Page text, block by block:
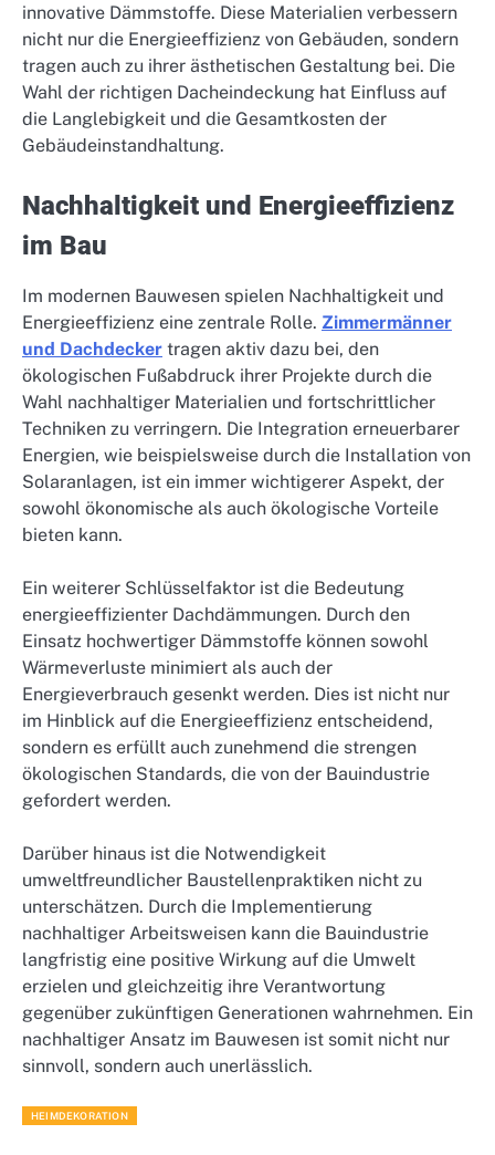
innovative Dämmstoffe. Diese Materialien verbessern
nicht nur die Energieeffizienz von Gebäuden, sondern
tragen auch zu ihrer ästhetischen Gestaltung bei. Die
Wahl der richtigen Dacheindeckung hat Einfluss auf
die Langlebigkeit und die Gesamtkosten der
Gebäudeinstandhaltung.
Nachhaltigkeit und Energieeffizienz
im Bau
Im modernen Bauwesen spielen Nachhaltigkeit und
Energieeffizienz eine zentrale Rolle. Zimmermänner
und Dachdecker tragen aktiv dazu bei, den
ökologischen Fußabdruck ihrer Projekte durch die
Wahl nachhaltiger Materialien und fortschrittlicher
Techniken zu verringern. Die Integration erneuerbarer
Energien, wie beispielsweise durch die Installation von
Solaranlagen, ist ein immer wichtigerer Aspekt, der
sowohl ökonomische als auch ökologische Vorteile
bieten kann.
Ein weiterer Schlüsselfaktor ist die Bedeutung
energieeffizienter Dachdämmungen. Durch den
Einsatz hochwertiger Dämmstoffe können sowohl
Wärmeverluste minimiert als auch der
Energieverbrauch gesenkt werden. Dies ist nicht nur
im Hinblick auf die Energieeffizienz entscheidend,
sondern es erfüllt auch zunehmend die strengen
ökologischen Standards, die von der Bauindustrie
gefordert werden.
Darüber hinaus ist die Notwendigkeit
umweltfreundlicher Baustellenpraktiken nicht zu
unterschätzen. Durch die Implementierung
nachhaltiger Arbeitsweisen kann die Bauindustrie
langfristig eine positive Wirkung auf die Umwelt
erzielen und gleichzeitig ihre Verantwortung
gegenüber zukünftigen Generationen wahrnehmen. Ein
nachhaltiger Ansatz im Bauwesen ist somit nicht nur
sinnvoll, sondern auch unerlässlich.
HEIMDEKORATION